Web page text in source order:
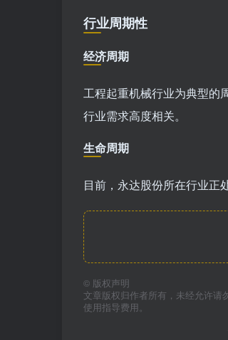
行业周期性
经济周期
工程起重机械行业为典型的
行业需求高度相关。
生命周期
目前，永达股份所在行业正
© 版权声明
文章版权归作者所有，未经允许请
使用指导费用。